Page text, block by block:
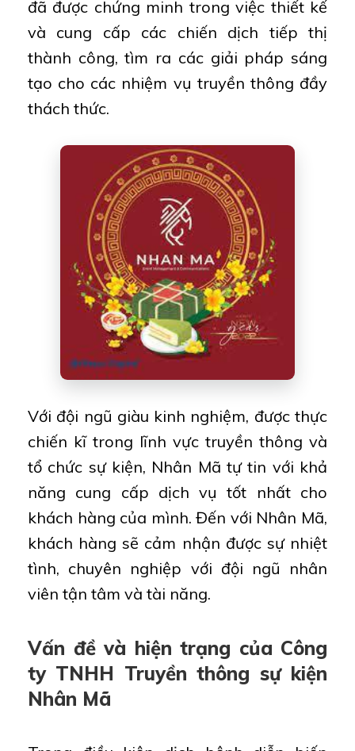
đã được chứng minh trong việc thiết kế
và cung cấp các chiến dịch tiếp thị
thành công, tìm ra các giải pháp sáng
tạo cho các nhiệm vụ truyền thông đầy
thách thức.
Với đội ngũ giàu kinh nghiệm, được thực
chiến kĩ trong lĩnh vực truyền thông và
tổ chức sự kiện, Nhân Mã tự tin với khả
năng cung cấp dịch vụ tốt nhất cho
khách hàng của mình. Đến với Nhân Mã,
khách hàng sẽ cảm nhận được sự nhiệt
tình, chuyên nghiệp với đội ngũ nhân
viên tận tâm và tài năng.
Vấn đề và hiện trạng của Công
ty TNHH Truyền thông sự kiện
Nhân Mã